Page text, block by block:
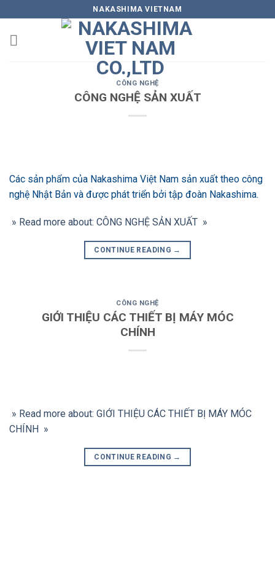
to
content
NAKASHIMA VIETNAM
CÔNG NGHỆ
CÔNG NGHỆ SẢN XUẤT
Các sản phẩm của Nakashima Việt Nam sản xuất theo công
nghệ Nhật Bản và được phát triển bởi tập đoàn Nakashima.
» Read more about: CÔNG NGHỆ SẢN XUẤT »
CONTINUE READING →
CÔNG NGHỆ
GIỚI THIỆU CÁC THIẾT BỊ MÁY MÓC
CHÍNH
» Read more about: GIỚI THIỆU CÁC THIẾT BỊ MÁY MÓC
CHÍNH »
CONTINUE READING →